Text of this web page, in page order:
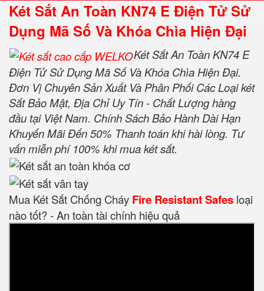
Két Sắt An Toàn KN74 E Điện Tử Sử
Dụng Mã Số Và Khóa Chìa Hiện Đại
Két Sắt An Toàn KN74 E
Điện Tử Sử Dụng Mã Số Và Khóa Chìa Hiện Đại.
Đơn Vị Chuyên Sản Xuất Và Phân Phối Các Loại két
Sắt Bảo Mật, Địa Chỉ Uy Tín - Chất Lượng hàng
đầu tại Việt Nam. Chính Sách Bảo Hành Dài Hạn
Khuyến Mãi Đến 50% Thanh toán khi hài lòng. Tư
vấn miễn phí 100% khi mua két sắt.
Mua Két Sắt Chống Cháy Fire Resistant Safes loại
nào tốt? - An toàn tài chính hiệu quả